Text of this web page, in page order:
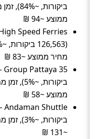
ממוצע ~94 ₪
מחיר ממוצע ~83 ₪
ממוצע ~58 ₪
~131 ₪